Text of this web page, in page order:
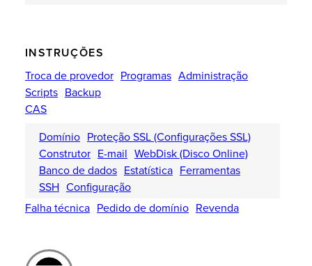
INSTRUÇÕES
Troca de provedor Programas Administração
Scripts Backup
CAS
Domínio Proteção SSL (Configurações SSL)
Construtor E-mail WebDisk (Disco Online)
Banco de dados Estatística Ferramentas
SSH Configuração
Falha técnica Pedido de domínio Revenda